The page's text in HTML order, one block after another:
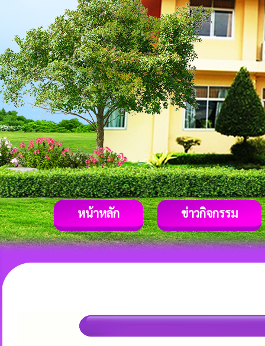
หน้าหลัก ข่าวกิจกรรม